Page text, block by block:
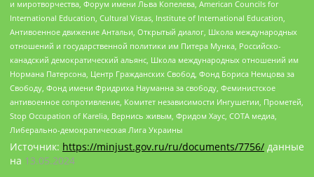
и миротворчества, Форум имени Льва Копелева, American Councils for
International Education, Cultural Vistas, Institute of International Education,
Антивоенное движение Антальи, Открытый диалог, Школа международных
отношений и государственной политики им Питера Мунка, Российско-
канадский демократический альянс, Школа международных отношений им
Нормана Патерсона, Центр Гражданских Свобод, Фонд Бориса Немцова за
Свободу, Фонд имени Фридриха Науманна за свободу, Феминистское
антивоенное сопротивление, Комитет независимости Ингушетии, Прометей,
Stop Occupation of Karelia, Вернись живым, Фридом Хаус, СОТА медиа,
Либерально-демократическая Лига Украины
Источник: https://minjust.gov.ru/ru/documents/7756/ данные
на 13.05.2024